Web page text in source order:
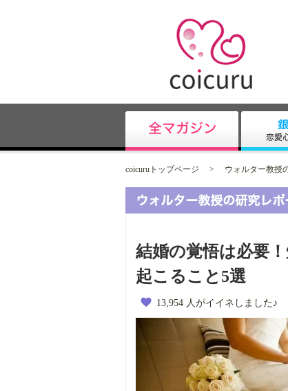
coicuruトップページ > ウォルター教授
結婚の覚悟は必要
起こること5選
13,954 人がイイネしました♪